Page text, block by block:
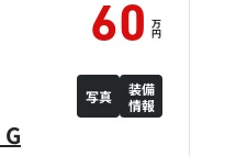
60 万
円
写真
装備
情報